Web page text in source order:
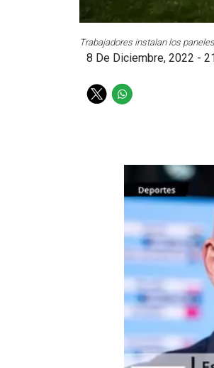
Trabajadores instalan los
8 De Diciembre, 2022 -
T
W
p